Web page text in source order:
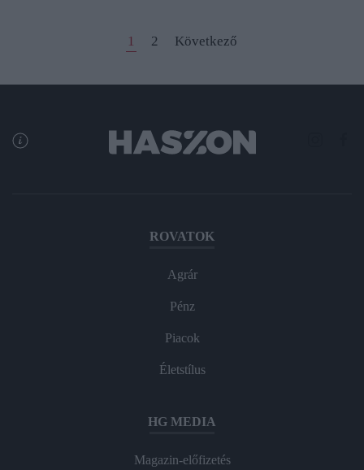
1 2 Következő
ROVATOK
Agrár
Pénz
Piacok
Életstílus
HG MEDIA
Magazin-előfizetés